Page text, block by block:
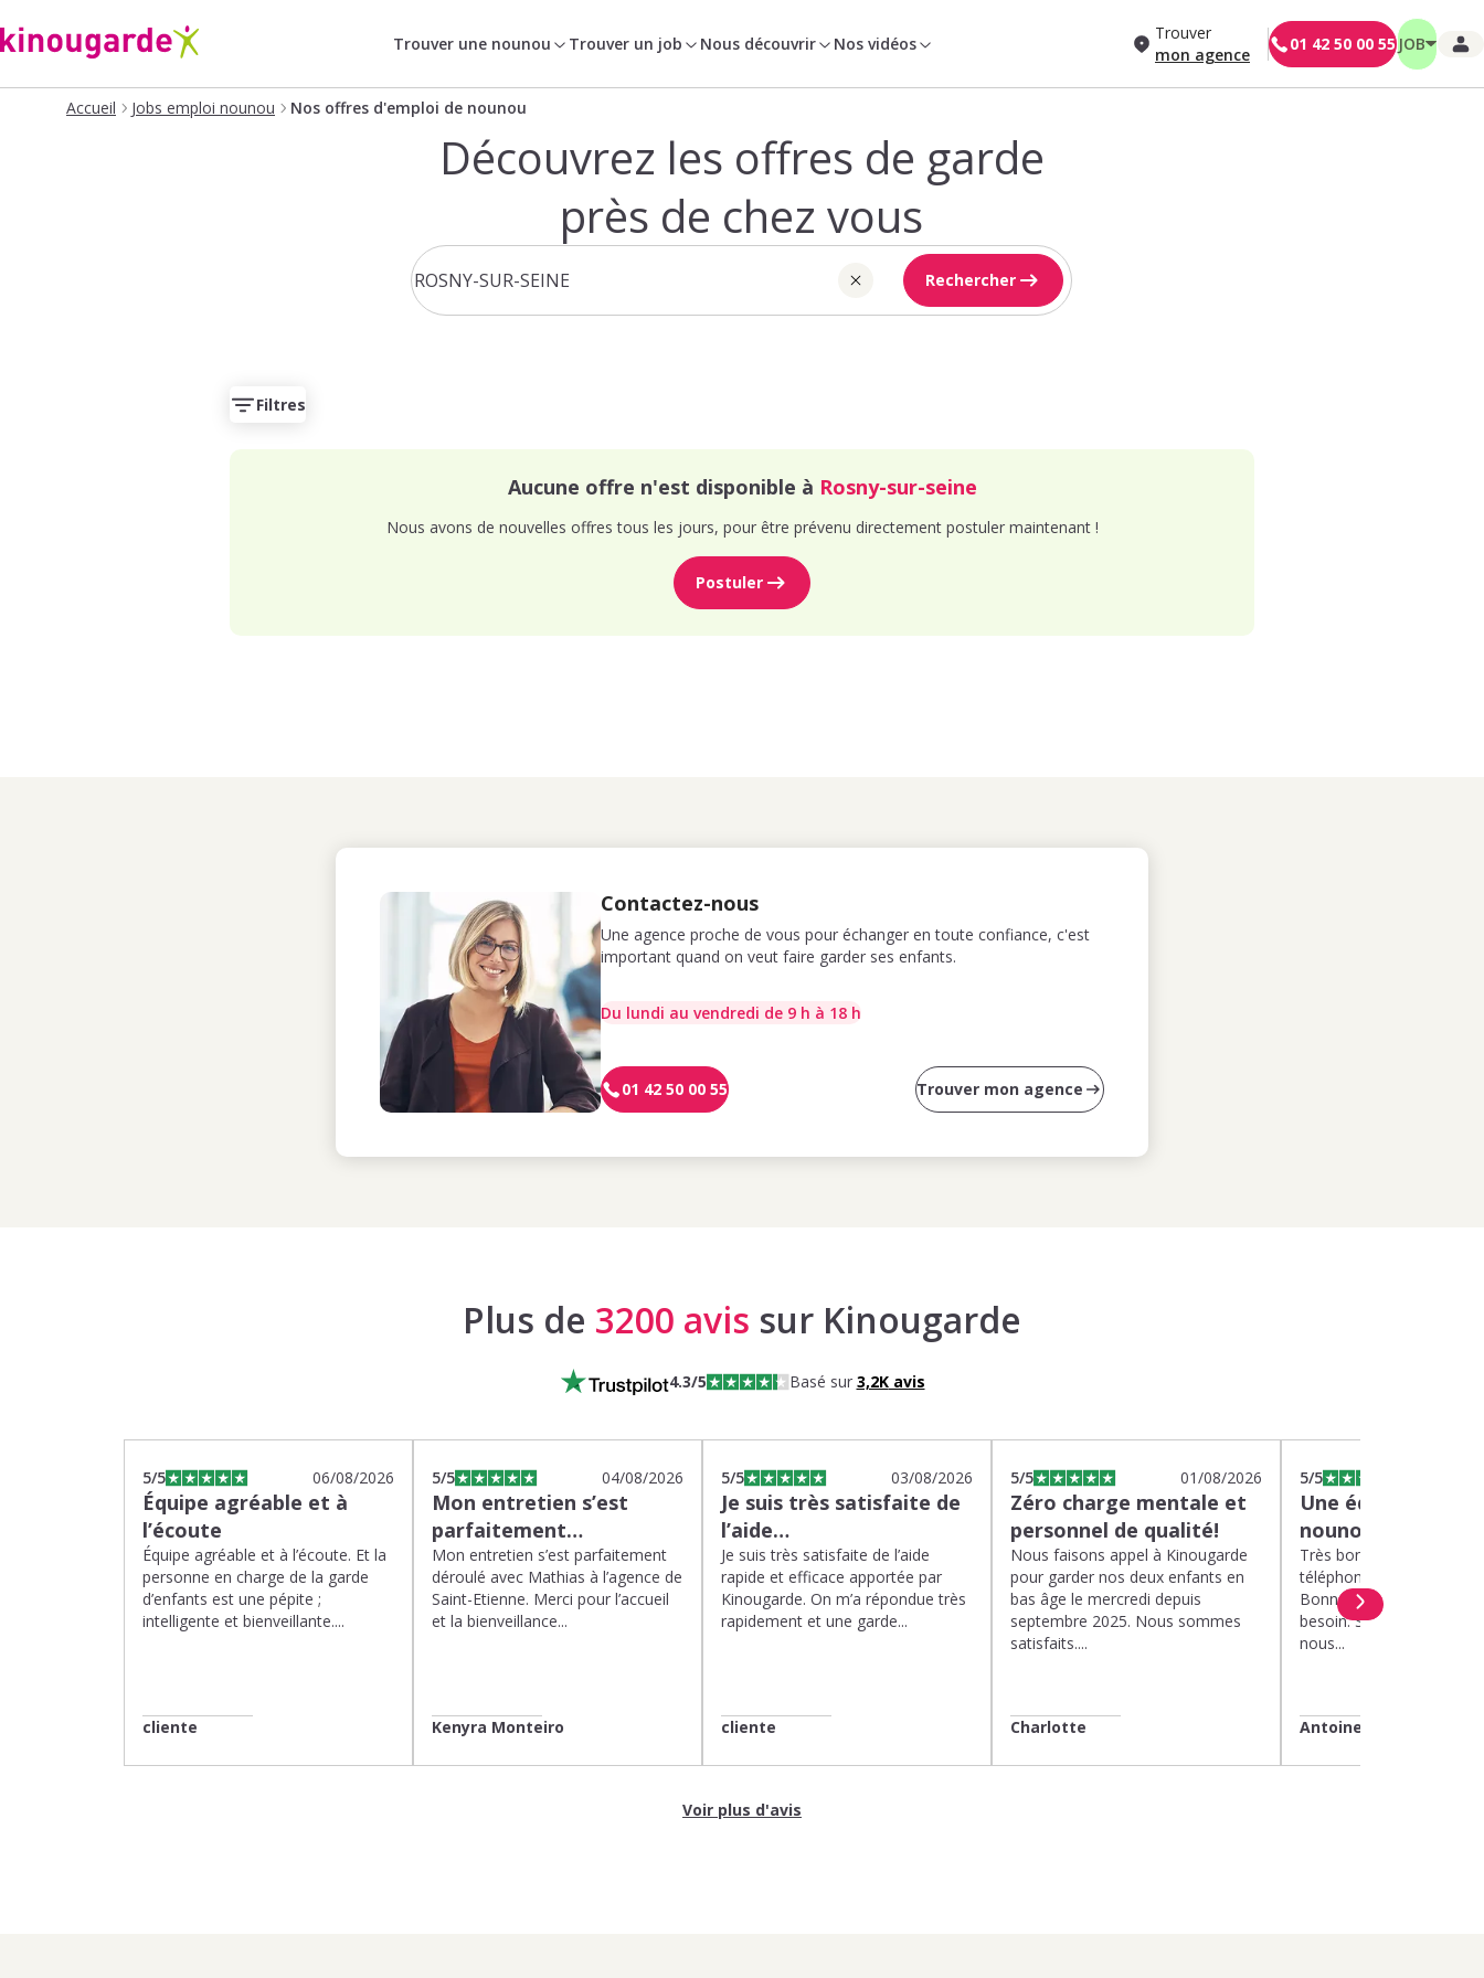
Trouver une nounou Trouver un job Nous découvrir Nos vidéos
Trouver
mon agence
01 42 50 00 55 JOB
Accueil Jobs emploi nounou Nos offres d'emploi de nounou
Découvrez les offres de garde
près de chez vous
Rechercher
Filtres
Aucune offre n'est disponible à Rosny-sur-seine
Nous avons de nouvelles offres tous les jours, pour être prévenu directement postuler maintenant !
Postuler
Contactez-nous
Une agence proche de vous pour échanger en toute confiance, c'est
important quand on veut faire garder ses enfants.
Du lundi au vendredi de 9 h à 18 h
01 42 50 00 55 Trouver mon agence
Plus de 3200 avis sur Kinougarde
4.3/5 Basé sur 3,2Kavis
5/5 06/08/2026
Équipe agréable et à
l’écoute
Équipe agréable et à l’écoute. Et la
personne en charge de la garde
d’enfants est une pépite ;
intelligente et bienveillante....
cliente
5/5 04/08/2026
Mon entretien s’est
parfaitement…
Mon entretien s’est parfaitement
déroulé avec Mathias à l’agence de
Saint-Etienne. Merci pour l’accueil
et la bienveillance...
Kenyra Monteiro
5/5 03/08/2026
Je suis très satisfaite de
l’aide…
Je suis très satisfaite de l’aide
rapide et efficace apportée par
Kinougarde. On m’a répondue très
rapidement et une garde...
cliente
5/5 01/08/2026
Zéro charge mentale et
personnel de qualité!
Nous faisons appel à Kinougarde
pour garder nos deux enfants en
bas âge le mercredi depuis
septembre 2025. Nous sommes
satisfaits....
Charlotte
5/5
Une équipe
nounou parfaite!
Très bons interlocuteurs
téléphone. Rapidité.
Bonne compréhension
besoin. Soucis du détail.
nous...
Antoine
Voir plus d'avis